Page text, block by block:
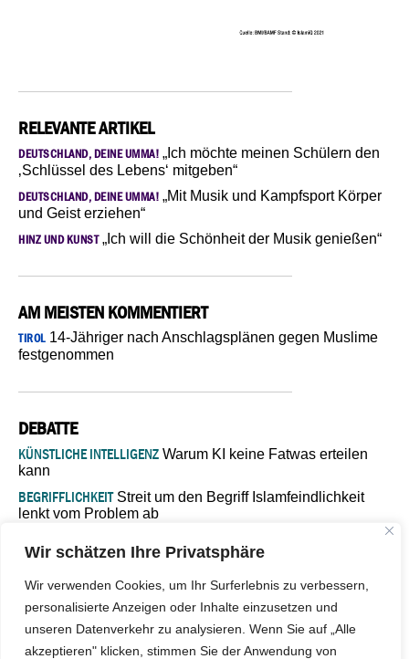
Wir schätzen Ihre Privatsphäre
Wir verwenden Cookies, um Ihr Surferlebnis zu verbessern,
personalisierte Anzeigen oder Inhalte einzusetzen und
unseren Datenverkehr zu analysieren. Wenn Sie auf „Alle
akzeptieren" klicken, stimmen Sie der Anwendung von
RELEVANTE ARTIKEL
DEUTSCHLAND, DEINE UMMA! „Ich möchte meinen Schülern den
‚Schlüssel des Lebens‘ mitgeben“
DEUTSCHLAND, DEINE UMMA! „Mit Musik und Kampfsport Körper
und Geist erziehen“
HINZ UND KUNST„Ich will die Schönheit der Musik genießen“
AM MEISTEN KOMMENTIERT
TIROL14-Jähriger nach Anschlagsplänen gegen Muslime
festgenommen
DEBATTE
KÜNSTLICHE INTELLIGENZ Warum KI keine Fatwas erteilen
kann
BEGRIFFLICHKEITStreit um den Begriff Islamfeindlichkeit
lenkt vom Problem ab
Verantwortung bleibt“
ISLAMISCHE FAKULTÄT IN MÜNSTEREine kritische Schwelle für
die deutsche Religionspolitik
GASTBEITRAGWarum die muslimische Welt eine neue